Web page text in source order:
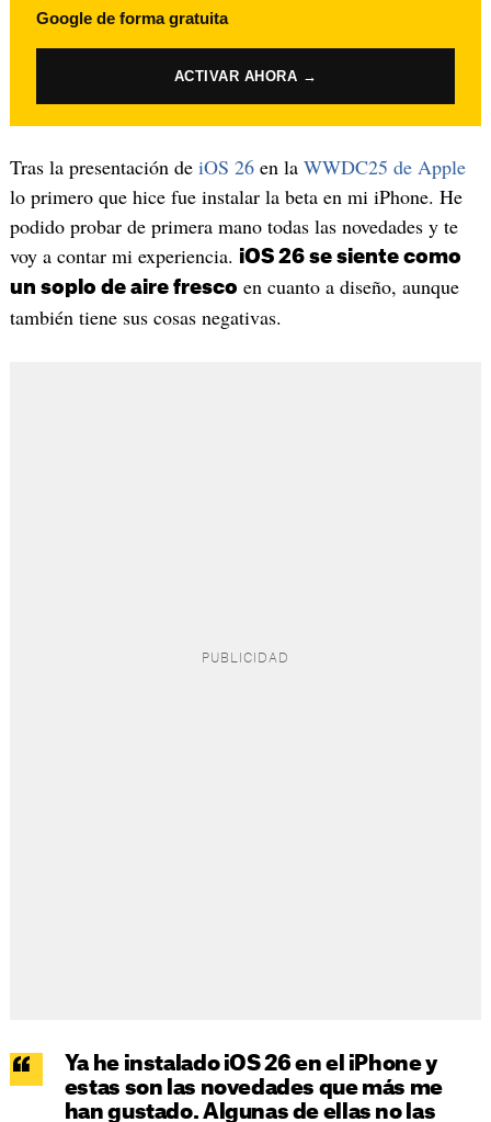
Google de forma gratuita
ACTIVAR AHORA →
Tras la presentación de iOS 26en la WWDC25 de Apple
lo primero que hice fue instalar la beta en mi iPhone. He
podido probar de primera mano todas las novedades y te
voy a contar mi experiencia. iOS 26 se siente como
un soplo de aire fresco en cuanto a diseño, aunque
también tiene sus cosas negativas.
Ya he instalado iOS 26 en el iPhone y
estas son las novedades que más me
han gustado. Algunas de ellas no las